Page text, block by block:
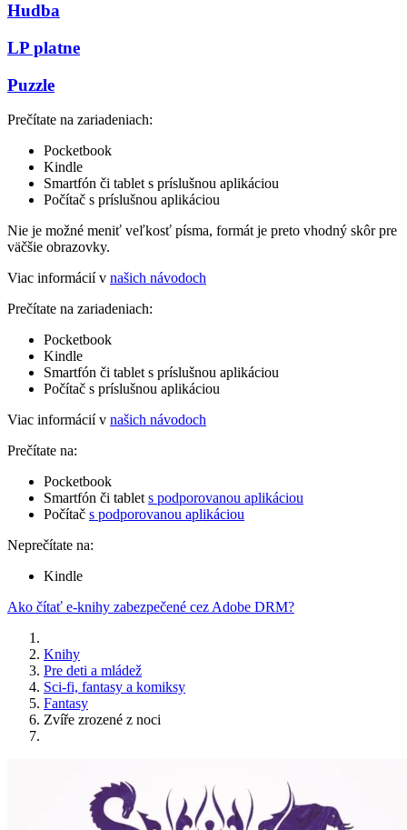
Hudba
LP platne
Puzzle
Prečítate na zariadeniach:
Pocketbook
Kindle
Smartfón či tablet s príslušnou aplikáciou
Počítač s príslušnou aplikáciou
Nie je možné meniť veľkosť písma, formát je preto vhodný skôr pre
väčšie obrazovky.
Viac informácií v našich návodoch
Prečítate na zariadeniach:
Pocketbook
Kindle
Smartfón či tablet s príslušnou aplikáciou
Počítač s príslušnou aplikáciou
Viac informácií v našich návodoch
Prečítate na:
Pocketbook
Smartfón či tablet s podporovanou aplikáciou
Počítač s podporovanou aplikáciou
Neprečítate na:
Kindle
Ako čítať e-knihy zabezpečené cez Adobe DRM?
Knihy
Pre deti a mládež
Sci-fi, fantasy a komiksy
Fantasy
Zvíře zrozené z noci